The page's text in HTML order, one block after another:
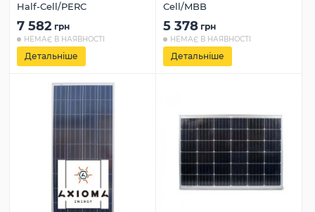
Half-Cell/PERC
7 582 грн
НЕМАЄ В НАЯВНОСТІ
Детальніше
Cell/MBB
5 378 грн
НЕМАЄ В НАЯВНОСТІ
Детальніше